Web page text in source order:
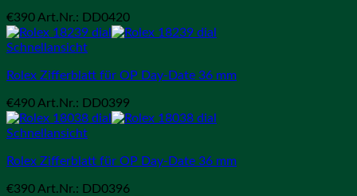
€390 Art.Nr.: DD0420
Schnellansicht
Rolex Zifferblatt für OP Day-Date 36 mm
€490 Art.Nr.: DD0399
Schnellansicht
Rolex Zifferblatt für OP Day-Date 36 mm
€390 Art.Nr.: DD0396